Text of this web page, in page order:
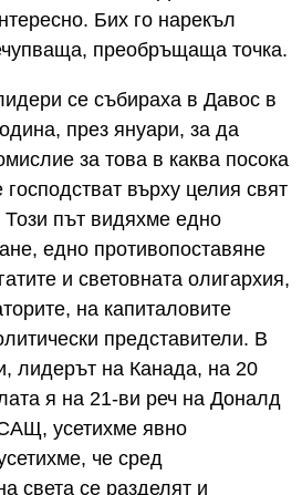
Бих го нарекъл
преобръщаща точка.
се събираха в Давос в
през януари, за да
за това в каква посока
върху целия свят
път видяхме едно
едно противопоставяне
и световната олигархия,
на капиталовите
представители. В
лидерът на Канада, на 20
я на 21-ви реч на Доналд
усетихме явно
че сред
света се разделят и